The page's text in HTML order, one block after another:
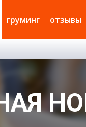
груминг отзывы